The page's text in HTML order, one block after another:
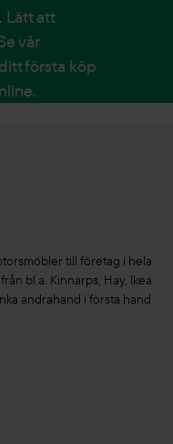
Lätt att
vår
första köp
till företag i hela
bl.a. Kinnarps, Hay, Ikea
andrahand i första hand